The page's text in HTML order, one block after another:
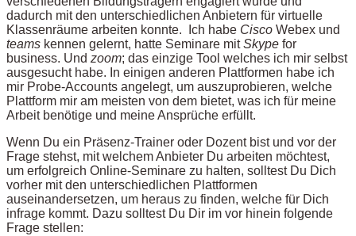
dadurch mit den unterschiedlichen Anbietern für virtuelle
Klassenräume arbeiten konnte. Ich habe Cisco Webex und
teams kennen gelernt, hatte Seminare mitSkype for
business. Und zoom; das einzige Tool welches ich mir selbst
ausgesucht habe. In einigen anderen Plattformen habe ich
mir Probe-Accounts angelegt, um auszuprobieren, welche
Plattform mir am meisten von dem bietet, was ich für meine
Arbeit benötige und meine Ansprüche erfüllt.
Wenn Du ein Präsenz-Trainer oder Dozent bist und vor der
Frage stehst, mit welchem Anbieter Du arbeiten möchtest,
um erfolgreich Online-Seminare zu halten, solltest Du Dich
vorher mit den unterschiedlichen Plattformen
auseinandersetzen, um heraus zu finden, welche für Dich
infrage kommt. Dazu solltest Du Dir im vor hinein folgende
Frage stellen: